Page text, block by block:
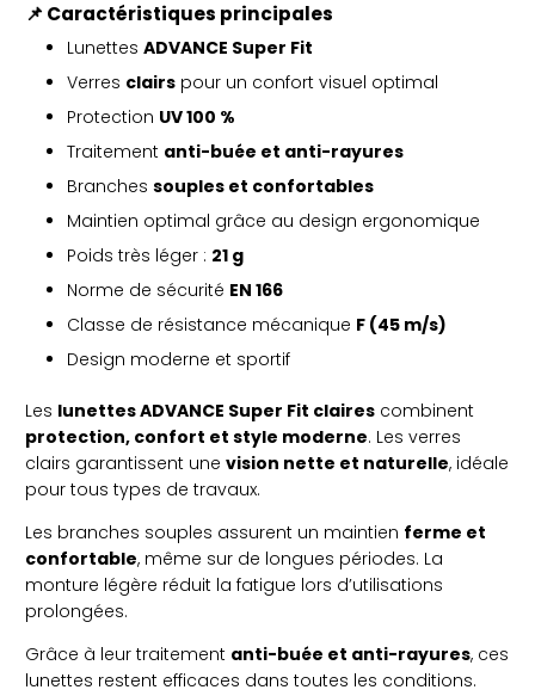
📌 Caractéristiques principales
Lunettes ADVANCE Super Fit
Verres clairs pour un confort visuel optimal
Protection UV 100 %
Traitement anti-buée et anti-rayures
Branches souples et confortables
Maintien optimal grâce au design ergonomique
Poids très léger : 21 g
Norme de sécurité EN 166
Classe de résistance mécanique F (45 m/s)
Design moderne et sportif
Les lunettes ADVANCE Super Fit claires combinent
protection, confort et style moderne. Les verres
clairs garantissent une vision nette et naturelle, idéale
pour tous types de travaux.
Les branches souples assurent un maintien ferme et
confortable, même sur de longues périodes. La
monture légère réduit la fatigue lors d’utilisations
prolongées.
Grâce à leur traitement anti-buée et anti-rayures, ces
lunettes restent efficaces dans toutes les conditions.